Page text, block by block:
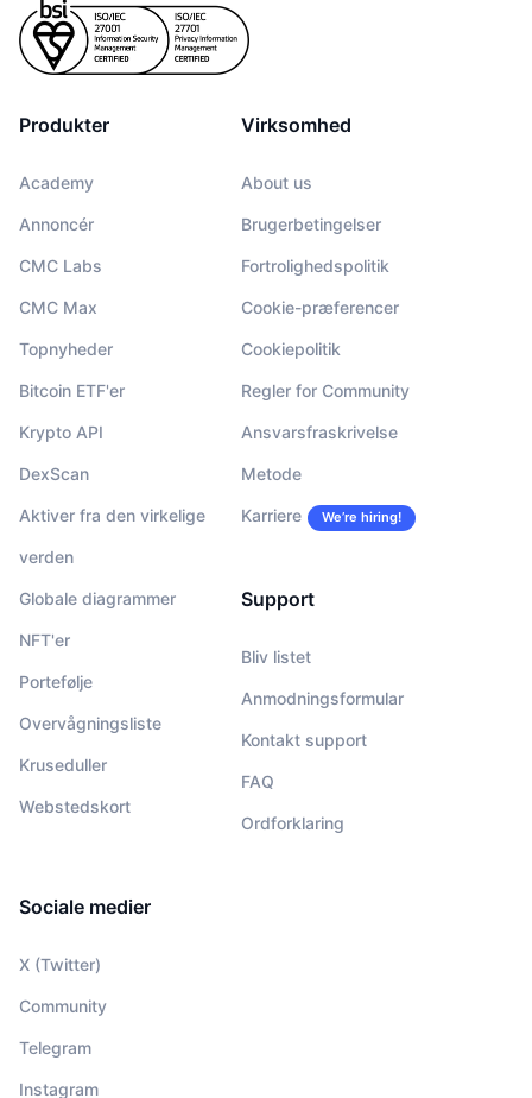
Produkter
Academy
Annoncér
CMC Labs
CMC Max
Topnyheder
Bitcoin ETF'er
Krypto API
DexScan
Aktiver fra den virkelige
verden
Globale diagrammer
NFT'er
Portefølje
Overvågningsliste
Kruseduller
Webstedskort
Virksomhed
About us
Brugerbetingelser
Fortrolighedspolitik
Cookie-præferencer
Cookiepolitik
Regler for Community
Ansvarsfraskrivelse
Metode
Karriere We’re hiring!
Support
Bliv listet
Anmodningsformular
Kontakt support
FAQ
Ordforklaring
Sociale medier
X (Twitter)
Community
Telegram
Instagram